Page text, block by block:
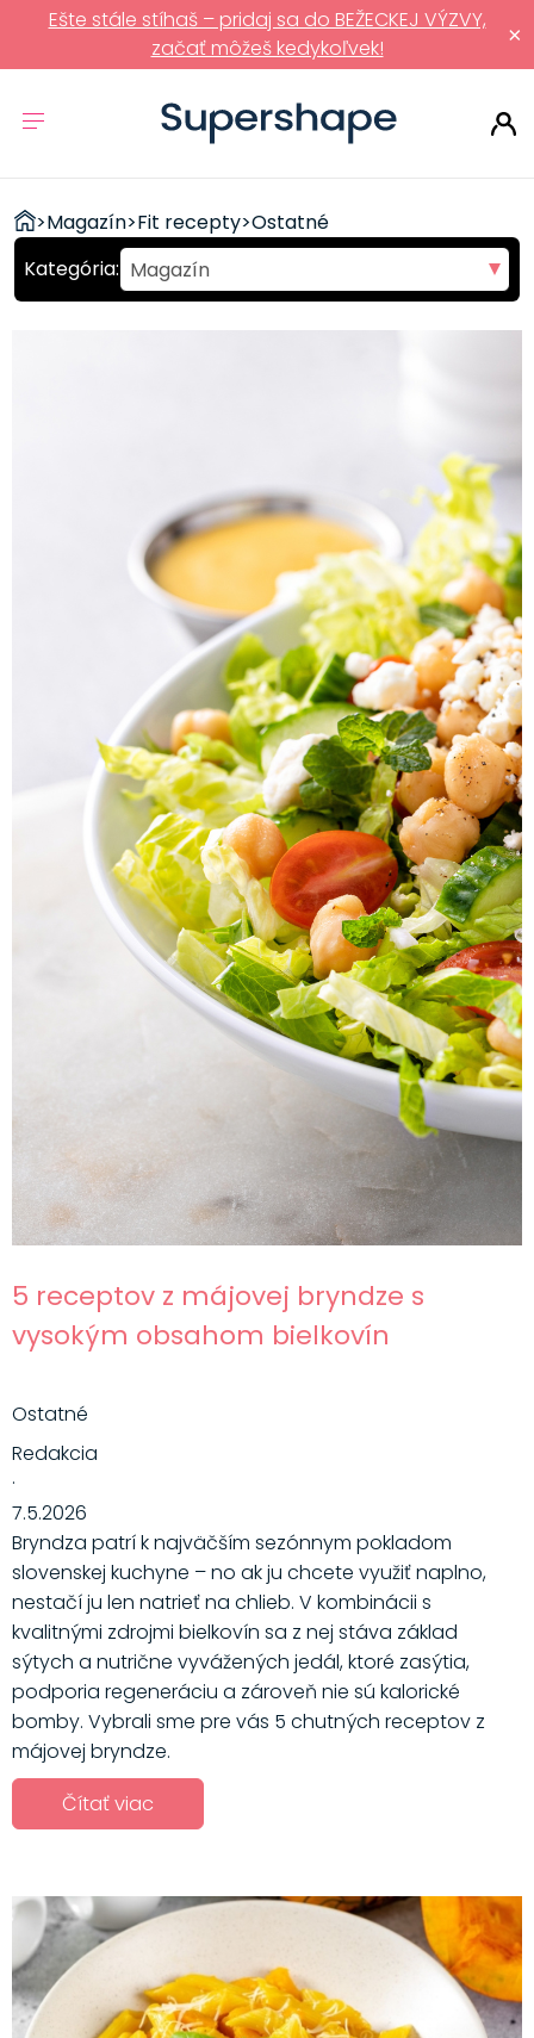
×
Ešte stále stíhaš – pridaj sa do BEŽECKEJ VÝZVY,
začať môžeš kedykoľvek!
ZDRAVÉ
RÝCHLOVKY
>Magazín>Fit recepty>Ostatné
Magazín
Predjedlá
Hlavné jedlá
Šaláty
Dezerty
Nápoje
Ostatné
Motivácia
Zdravie
5 receptov z májovej bryndze s
vysokým obsahom bielkovín
Bryndza patrí k najväčším sezónnym pokladom
slovenskej kuchyne – no ak ju chcete využiť naplno,
nestačí ju len natrieť na chlieb. V kombinácii s
kvalitnými zdrojmi bielkovín sa z nej stáva základ
sýtych a nutrične vyvážených jedál, ktoré zasýtia,
podporia regeneráciu a zároveň nie sú kalorické
bomby. Vybrali sme pre vás 5 chutných receptov z
májovej bryndze.
Ostatné
Redakcia
·
7.5.2026
Čítať viac